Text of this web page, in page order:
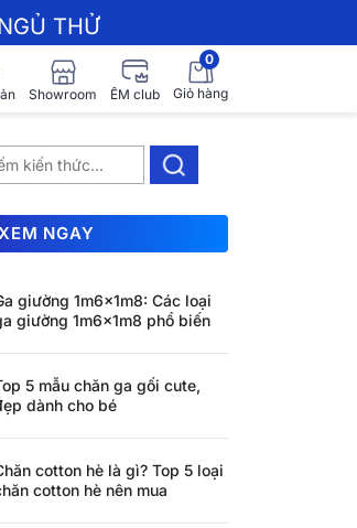
THỬ
Showroom ÊM club
0
Giỏ hàng
NGAY
giường 1m6x1m8: Các loại
giường 1m6x1m8 phổ biến
5 mẫu chăn ga gối cute,
dành cho bé
cotton hè là gì? Top 5 loại
cotton hè nên mua